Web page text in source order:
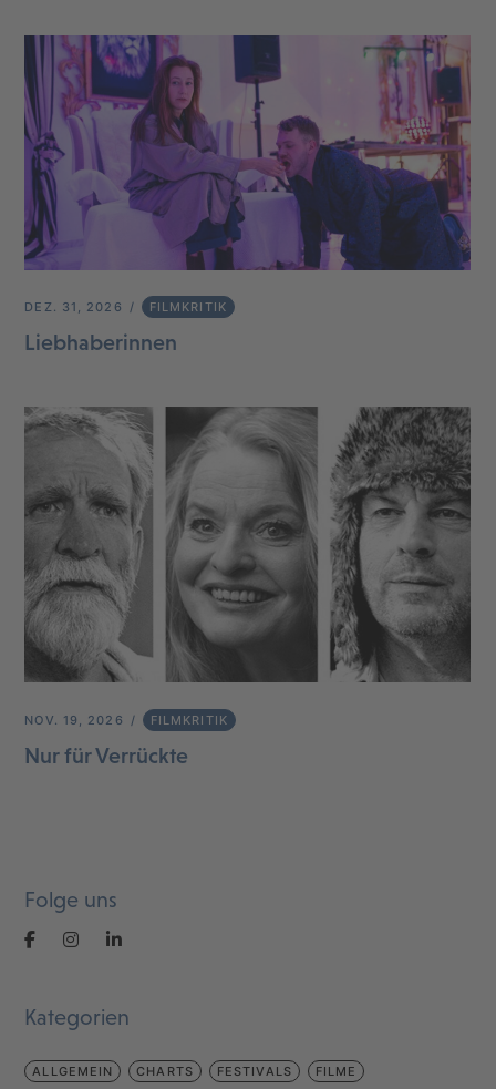
DEZ. 31, 2026 FILMKRITIK
Liebhaberinnen
NOV. 19, 2026 FILMKRITIK
Nur für Verrückte
Folge uns
Kategorien
ALLGEMEIN CHARTS FESTIVALS FILME